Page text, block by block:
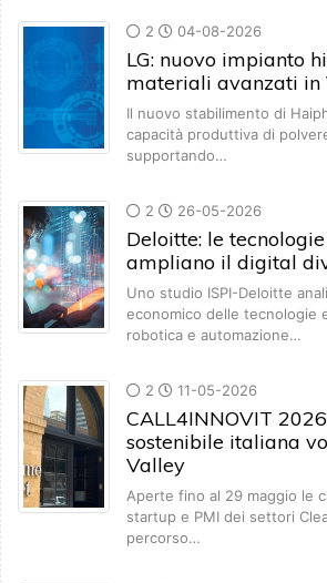
2 04-08-2026
LG: nuovo impianto
materiali avanzati in
Il nuovo stabilimento di
capacità produttiva di
supportando…
2 26-05-2026
Deloitte: le
ampliano il digital
Uno studio ISPI-Deloitte
economico delle tecnologie
robotica e automazione…
2 11-05-2026
CALL4INNOVIT
sostenibile italiana
Valley
Aperte fino al 29 maggio le
startup e PMI dei settori
percorso…